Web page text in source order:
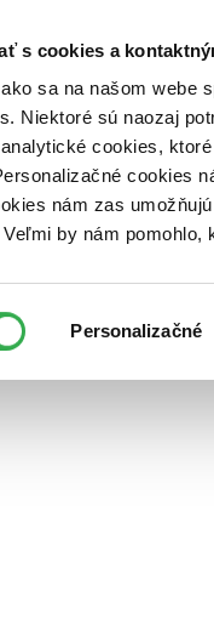
s cookies a
sa na našom webe
Niektoré sú naozaj
cookies,
cookies
nám zas
by nám
Personalizačné
Kontakt